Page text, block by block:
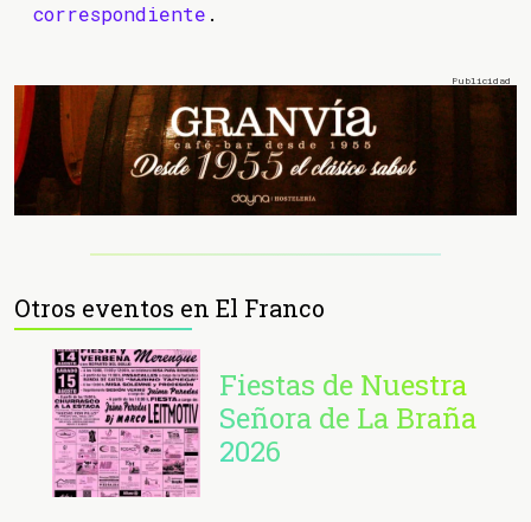
correspondiente .
Otros eventos en El Franco
Fiestas de Nuestra
Señora de La Braña
2026